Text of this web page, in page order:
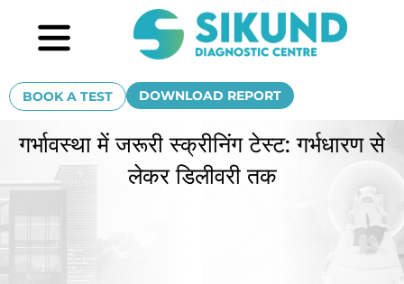
content
BOOK A TEST DOWNLOAD REPORT
गर्भावस्था में जरूरी स्क्रीनिंग टेस्ट: गर्भधारण से
लेकर डिलीवरी तक